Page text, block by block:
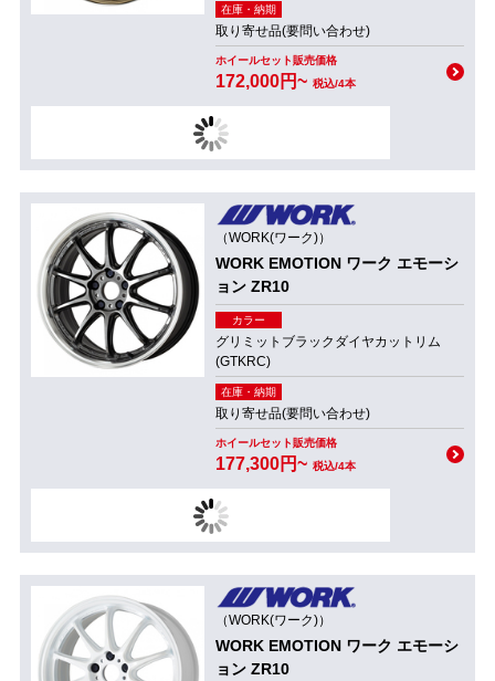
在庫・納期
取り寄せ品(要問い合わせ)
ホイールセット販売価格
172,000円~ 税込/4本
（WORK(ワーク)）
WORK EMOTION ワーク エモーシ
ョン ZR10
カラー
グリミットブラックダイヤカットリム
(GTKRC)
在庫・納期
取り寄せ品(要問い合わせ)
ホイールセット販売価格
177,300円~ 税込/4本
（WORK(ワーク)）
WORK EMOTION ワーク エモーシ
ョン ZR10